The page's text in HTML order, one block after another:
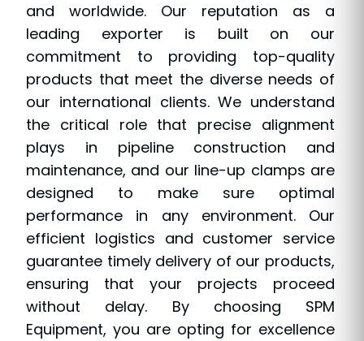
and worldwide. Our reputation as a
leading exporter is built on our
commitment to providing top-quality
products that meet the diverse needs of
our international clients. We understand
the critical role that precise alignment
plays in pipeline construction and
maintenance, and our line-up clamps are
designed to make sure optimal
performance in any environment. Our
efficient logistics and customer service
guarantee timely delivery of our products,
ensuring that your projects proceed
without delay. By choosing SPM
Equipment, you are opting for excellence